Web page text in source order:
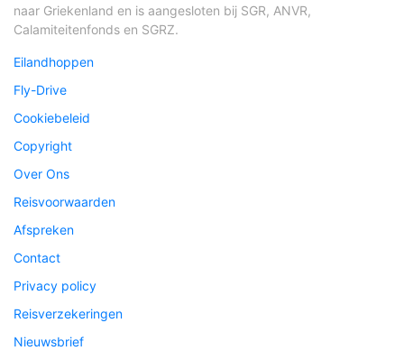
naar Griekenland en is aangesloten bij SGR, ANVR,
Calamiteitenfonds en SGRZ.
Eilandhoppen
Fly-Drive
Cookiebeleid
Copyright
Over Ons
Reisvoorwaarden
Afspreken
Contact
Privacy policy
Reisverzekeringen
Nieuwsbrief